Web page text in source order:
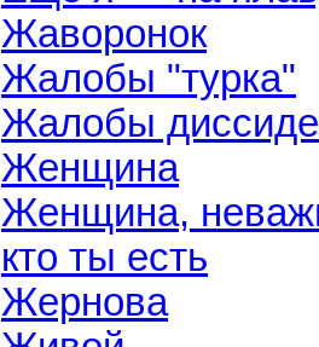
Жаворонок
Жалобы "турка"
Жалобы
Женщина
Женщина,
кто ты есть
Жернова